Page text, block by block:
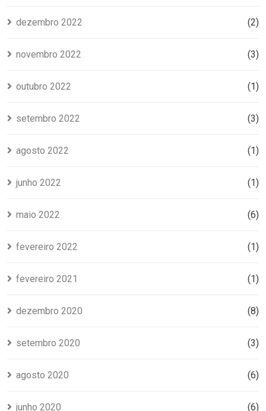
dezembro 2022 (2)
novembro 2022 (3)
outubro 2022 (1)
setembro 2022 (3)
agosto 2022 (1)
junho 2022 (1)
maio 2022 (6)
fevereiro 2022 (1)
fevereiro 2021 (1)
dezembro 2020 (8)
setembro 2020 (3)
agosto 2020 (6)
junho 2020 (6)